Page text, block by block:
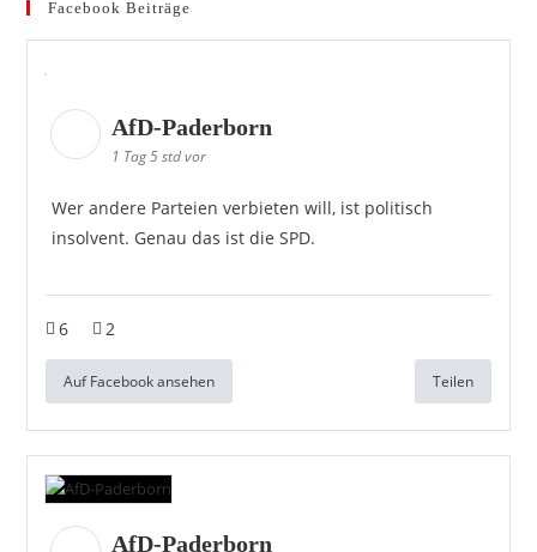
Facebook Beiträge
AfD-Paderborn
1 Tag 5 std vor
Wer andere Parteien verbieten will, ist politisch
insolvent. Genau das ist die SPD.
6 2
Auf Facebook ansehen Teilen
AfD-Paderborn